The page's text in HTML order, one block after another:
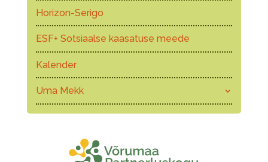
Horizon-Serigo
ESF+ Sotsiaalse kaasatuse meede
Kalender
Uma Mekk